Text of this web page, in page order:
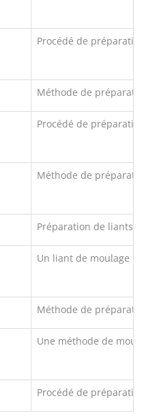
Procédé de
Méthode de
Procédé de
Méthode de
Préparation de liants
Un liant de moulage
Méthode de
Une méthode de
Procédé de